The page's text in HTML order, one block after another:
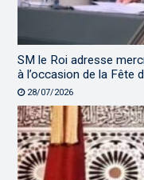
SM le Roi adresse
à l’occasion de la Fête
28/07/2026